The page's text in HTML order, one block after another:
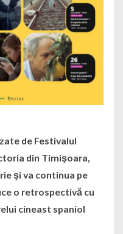
de Festivalul
din Timişoara,
şi va continua pe
o retrospectivă cu
cineast spaniol